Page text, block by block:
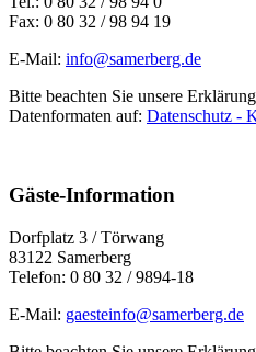
Fax: 0 80 32 / 98 94 19
E-Mail: info@samerberg.de
Bitte beachten Sie unsere
Datenformaten auf: Datenschutz -
Gäste-Information
Dorfplatz 3 / Törwang
83122 Samerberg
Telefon: 0 80 32 / 9894-18
E-Mail: gaesteinfo@samerberg.de